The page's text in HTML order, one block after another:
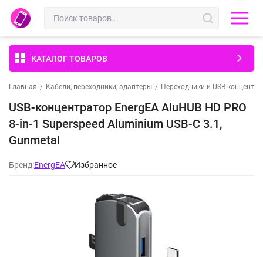
КАТАЛОГ ТОВАРОВ
Главная / Кабели, переходники, адаптеры / Переходники и USB-
USB-концентратор EnergEA AluHUB HD PRO
8-in-1 Superspeed Aluminium USB-C 3.1,
Gunmetal
Бренд:EnergEA Избранное